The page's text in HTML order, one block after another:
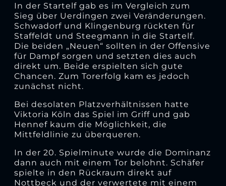
In der Startelf gab es im Vergleich zum
Sieg über Uerdingen zwei Veränderungen.
Schwadorf und Klingenburg rückten für
Staffeldt und Steegmann in die Startelf.
Die beiden „Neuen“ sollten in der Offensive
für Dampf sorgen und setzten dies auch
direkt um. Beide erspielten sich gute
Chancen. Zum Torerfolg kam es jedoch
zunächst nicht.
Bei desolaten Platzverhältnissen hatte
Viktoria Köln das Spiel im Griff und gab
Hennef kaum die Möglichkeit, die
Mittfeldlinie zu überqueren.
In der 20. Spielminute wurde die Dominanz
dann auch mit einem Tor belohnt. Schäfer
spielte in den Rückraum direkt auf
Nottbeck und der verwertete mit einem